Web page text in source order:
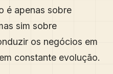
é apenas sobre
sim sobre
os negócios em
constante evolução.